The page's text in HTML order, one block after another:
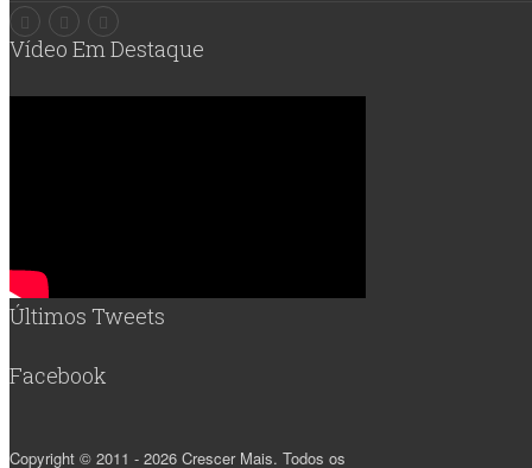
Vídeo Em Destaque
Últimos Tweets
Facebook
Copyright © 2011 - 2026 Crescer Mais. Todos os